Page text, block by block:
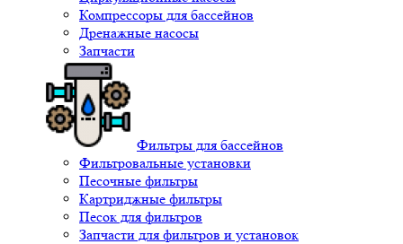
Компрессоры для бассейнов
Дренажные насосы
Запчасти
Фильтры для бассейнов
Фильтровальные установки
Песочные фильтры
Картриджные фильтры
Песок для фильтров
Запчасти для фильтров и установок